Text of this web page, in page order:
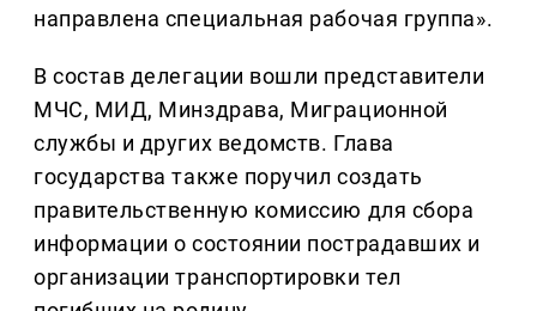
направлена специальная рабочая группа».
В состав делегации вошли представители
МЧС, МИД, Минздрава, Миграционной
службы и других ведомств. Глава
государства также поручил создать
правительственную комиссию для сбора
информации о состоянии пострадавших и
организации транспортировки тел